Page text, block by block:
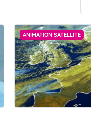
ANIMATION SATELLITE